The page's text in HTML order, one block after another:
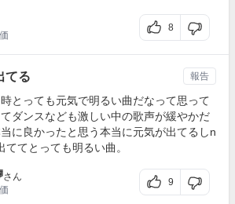
8
てる
とっても元気で明るい曲だなって思って
ダンスなども激しい中の歌声が緩やかだ
に良かったと思う本当に元気が出てるしn
てとっても明るい曲。
さん
9
報告